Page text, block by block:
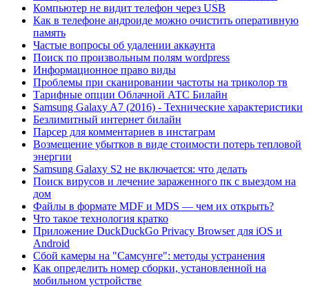
Компьютер не видит телефон через USB
Как в телефоне андроиде можно очистить оперативную
память
Частые вопросы об удалении аккаунта
Поиск по произвольным полям wordpress
Информационное право виды
Проблемы при сканировании частоты на триколор тв
Тарифные опции Облачной АТС Билайн
Samsung Galaxy A7 (2016) - Технические характеристики
Безлимитный интернет билайн
Парсер для комментариев в инстаграм
Возмещение убытков в виде стоимости потерь тепловой
энергии
Samsung Galaxy S2 не включается: что делать
Поиск вирусов и лечение зараженного пк с выездом на
дом
Файлы в формате MDF и MDS — чем их открыть?
Что такое технология кратко
Приложение DuckDuckGo Privacy Browser для iOS и
Android
Сбой камеры на "Самсунге": методы устранения
Как определить номер сборки, установленной на
мобильном устройстве